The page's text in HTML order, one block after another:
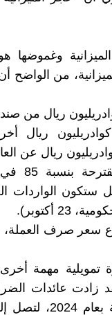
وغموضها
من
ومن المتوقع الحصول على 7
ستكون الواردات
أكتوبر).
سعر صرف
تمويلية مهمة
زادت عائدات